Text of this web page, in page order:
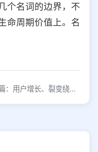
个名词的边界，不
命周期价值上。名
下一篇：用户增长、裂变绕不开的分销与传销